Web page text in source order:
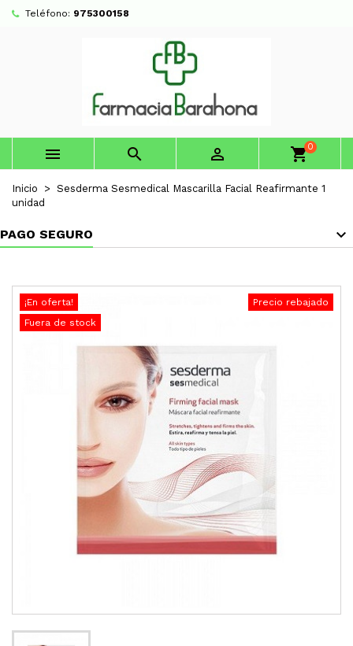
Teléfono: 975300158
   shopping_cart0
Inicio
Sesderma Sesmedical Mascarilla Facial Reafirmante 1
unidad
PAGO SEGURO
¡En oferta!
Precio rebajado
Fuera de stock